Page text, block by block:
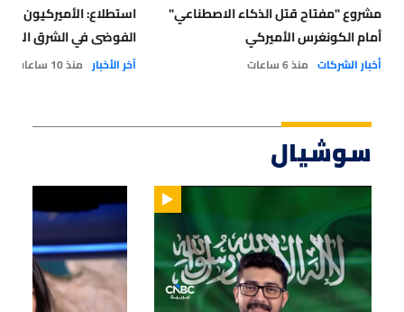
مشروع "مفتاح قتل الذكاء الاصطناعي"
أمام الكونغرس الأميركي
أخبار الشركات منذ 6 ساعات
استطلاع: الأميركيون
الفوضى في الشرق
آخر الأخبار منذ 10 ساعات
سوشيال